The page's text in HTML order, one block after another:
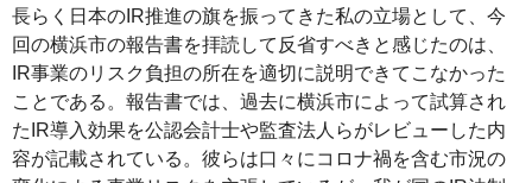
長らく日本のIR推進の旗を振ってきた私の立場として、今
回の横浜市の報告書を拝読して反省すべきと感じたのは、
IR事業のリスク負担の所在を適切に説明できてこなかった
ことである。報告書では、過去に横浜市によって試算され
たIR導入効果を公認会計士や監査法人らがレビューした内
容が記載されている。彼らは口々にコロナ禍を含む市況の